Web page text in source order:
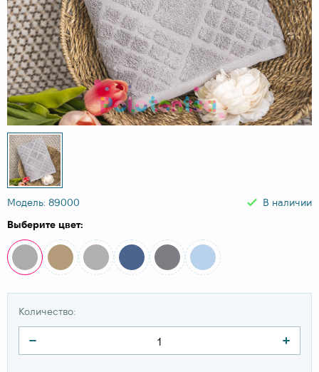
Модель: 89000
В наличии
Выберите цвет:
Количество: